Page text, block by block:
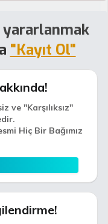
yararlanmak
"Kayıt Ol"
ve "Karşılıksız"
Hiç Bir Bağımız